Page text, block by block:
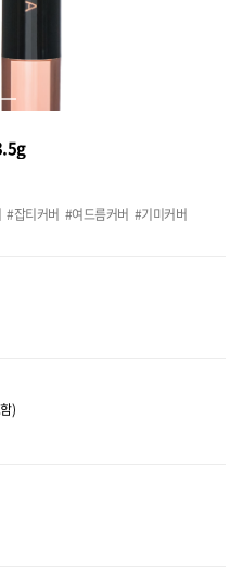
잡티커버 여드름커버
기미커버
)